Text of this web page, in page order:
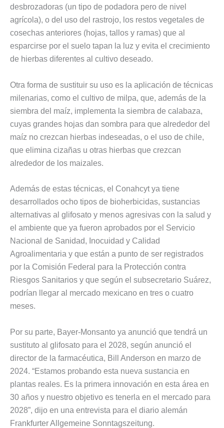
desbrozadoras (un tipo de podadora pero de nivel
agrícola), o del uso del rastrojo, los restos vegetales de
cosechas anteriores (hojas, tallos y ramas) que al
esparcirse por el suelo tapan la luz y evita el crecimiento
de hierbas diferentes al cultivo deseado.
Otra forma de sustituir su uso es la aplicación de técnicas
milenarias, como el cultivo de milpa, que, además de la
siembra del maíz, implementa la siembra de calabaza,
cuyas grandes hojas dan sombra para que alrededor del
maíz no crezcan hierbas indeseadas, o el uso de chile,
que elimina cizañas u otras hierbas que crezcan
alrededor de los maizales.
Además de estas técnicas, el Conahcyt ya tiene
desarrollados ocho tipos de bioherbicidas, sustancias
alternativas al glifosato y menos agresivas con la salud y
el ambiente que ya fueron aprobados por el Servicio
Nacional de Sanidad, Inocuidad y Calidad
Agroalimentaria y que están a punto de ser registrados
por la Comisión Federal para la Protección contra
Riesgos Sanitarios y que según el subsecretario Suárez,
podrían llegar al mercado mexicano en tres o cuatro
meses.
Por su parte, Bayer-Monsanto ya anunció que tendrá un
sustituto al glifosato para el 2028, según anunció el
director de la farmacéutica, Bill Anderson en marzo de
2024. “Estamos probando esta nueva sustancia en
plantas reales. Es la primera innovación en esta área en
30 años y nuestro objetivo es tenerla en el mercado para
2028”, dijo en una entrevista para el diario alemán
Frankfurter Allgemeine Sonntagszeitung.